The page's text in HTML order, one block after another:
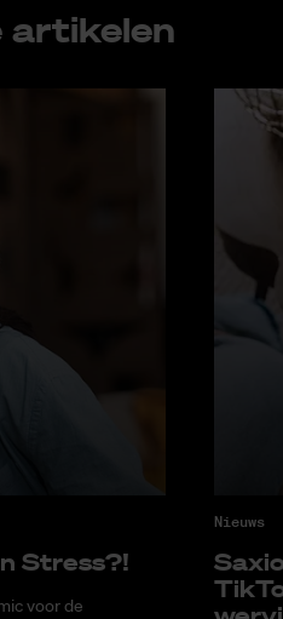
ar­ti­ke­len
Stress?!
voor de
Nieuws